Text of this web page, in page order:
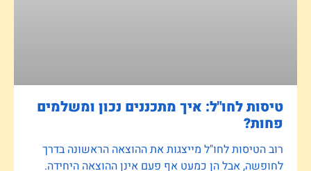
טיסות לחו"ל: איך מתכננים נכון ומשלמים
פחות?
רוב הטיסות לחו"ל מייצגות את ההוצאה הראשונה בדרך
לחופשה, אבל הן כמעט אף פעם אינן ההוצאה היחידה.